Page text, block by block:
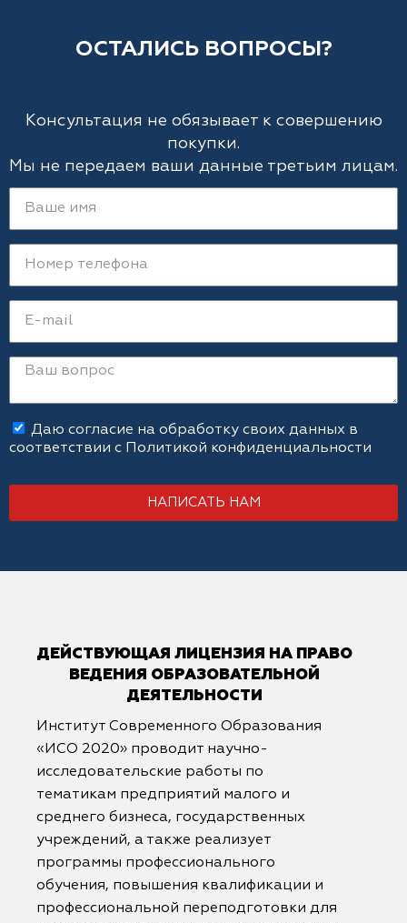
ОСТАЛИСЬ ВОПРОСЫ?
Консультация не обязывает к совершению
покупки.
Мы не передаем ваши данные третьим лицам.
Даю согласие на обработку своих данных в
соответствии с Политикой конфиденциальности
НАПИСАТЬ НАМ
ДЕЙСТВУЮЩАЯ ЛИЦЕНЗИЯ НА ПРАВО
ВЕДЕНИЯ ОБРАЗОВАТЕЛЬНОЙ
ДЕЯТЕЛЬНОСТИ
Институт Современного Образования
«ИСО 2020» проводит научно-
исследовательские работы по
тематикам предприятий малого и
среднего бизнеса, государственных
учреждений, а также реализует
программы профессионального
обучения, повышения квалификации и
профессиональной переподготовки для